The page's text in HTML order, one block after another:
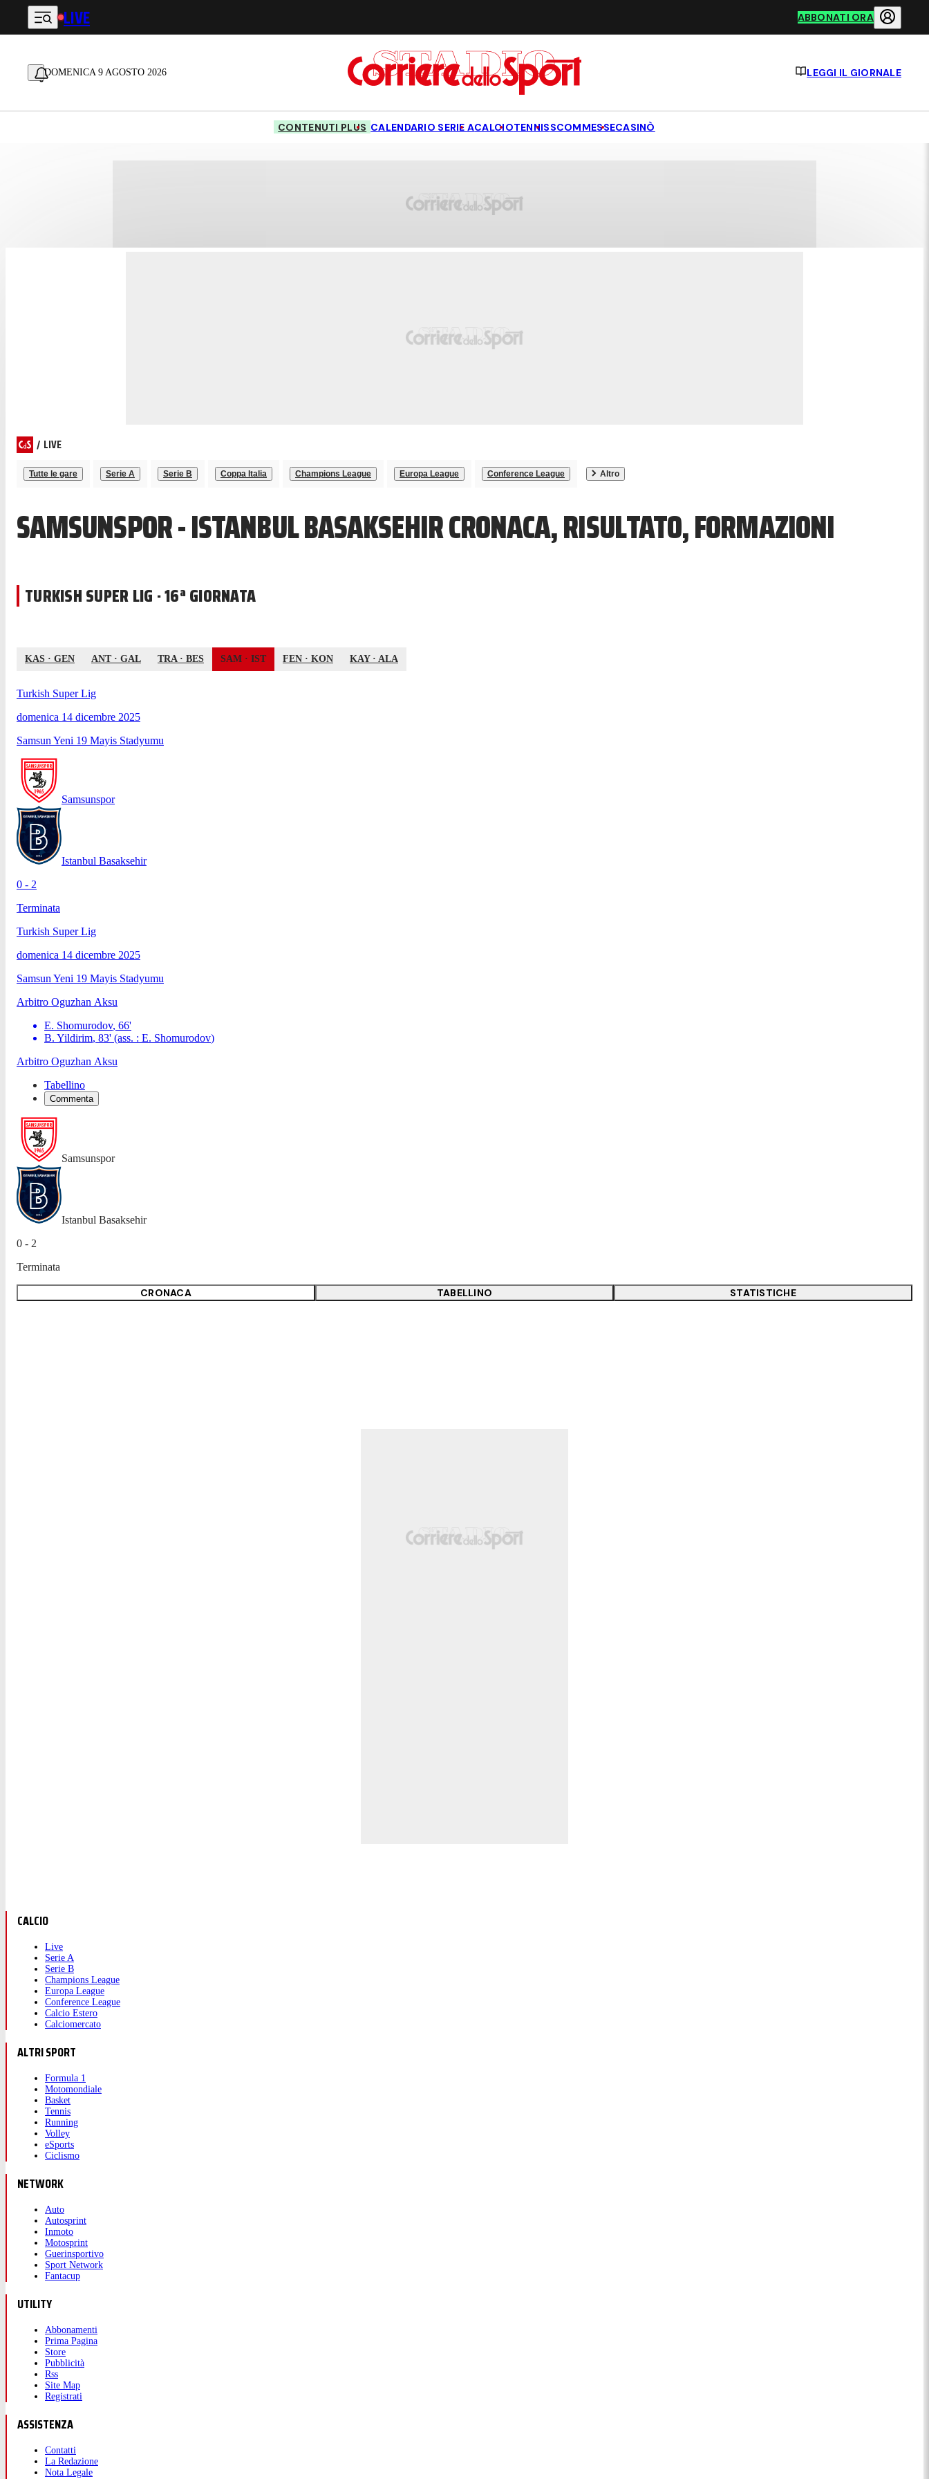
Vai al contenuto principale
LIVE ABBONATI ORA
DOMENICA 9 AGOSTO 2026 LEGGI IL GIORNALE
CONTENUTI PLUS CALENDARIO SERIE ACALCIOTENNISSCOMMESSECASINÒ
/ LIVE
Tutte le gare Serie A Serie B Coppa Italia Champions League Europa League Conference League Altro
SAMSUNSPOR - ISTANBUL BASAKSEHIR CRONACA, RISULTATO, FORMAZIONI
TURKISH SUPER LIG · 16ª GIORNATA
KAS · GEN ANT· GAL TRA · BES SAM · IST FEN · KON KAY· ALA
Turkish Super Lig
domenica 14 dicembre 2025
Samsun Yeni 19 Mayis Stadyumu
Samsunspor
Istanbul Basaksehir
0 - 2
Terminata
Turkish Super Lig
domenica 14 dicembre 2025
Samsun Yeni 19 Mayis Stadyumu
Arbitro Oguzhan Aksu
E. Shomurodov, 66'
B. Yildirim, 83' (ass. : E. Shomurodov)
Arbitro Oguzhan Aksu
Tabellino
Commenta
Samsunspor
Istanbul Basaksehir
0 - 2
Terminata
CRONACA TABELLINO STATISTICHE
CALCIO
Live
Serie A
Serie B
Champions League
Europa League
Conference League
Calcio Estero
Calciomercato
ALTRI SPORT
Formula 1
Motomondiale
Basket
Tennis
Running
Volley
eSports
Ciclismo
NETWORK
Auto
Autosprint
Inmoto
Motosprint
Guerinsportivo
Sport Network
Fantacup
UTILITY
Abbonamenti
Prima Pagina
Store
Pubblicità
Rss
Site Map
Registrati
ASSISTENZA
Contatti
La Redazione
Nota Legale